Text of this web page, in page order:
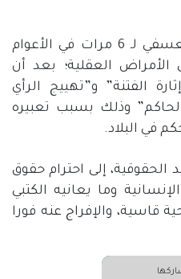
والكتبي تعرض للاعتقال التعسفي لـ 6 مرات في الأعوام
العقلية؛ بعد أن
الفتنة” و”تهييج الرأي
وذلك بسبب تعبيره
في البلاد.
إلى احترام حقوق
وما يعانيه الكتبي
والإفراج عنه فورا